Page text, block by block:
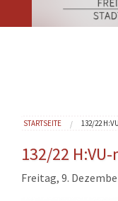
Sie sind hier
STARTSEITE 132/22
132/22
Freitag, 9.